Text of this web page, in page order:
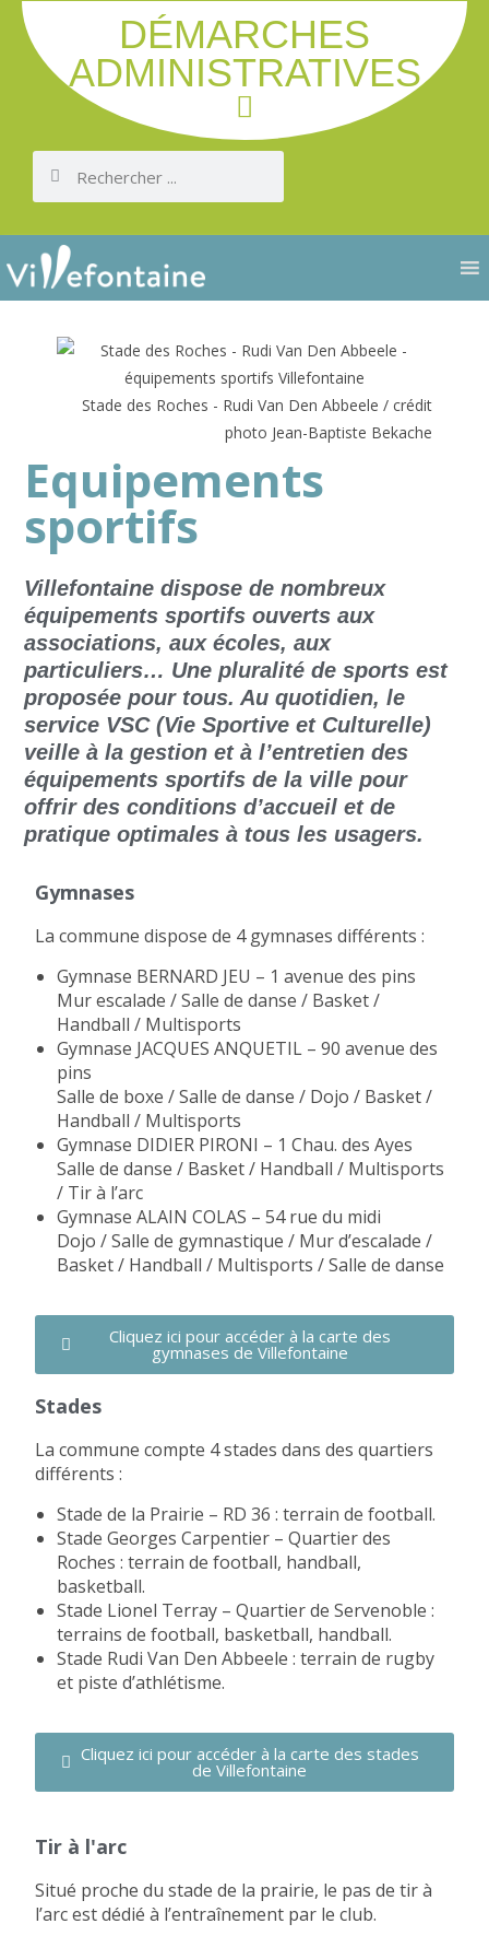
DÉMARCHES
ADMINISTRATIVES
Stade des Roches - Rudi Van Den Abbeele / crédit
photo Jean-Baptiste Bekache
Equipements
sportifs
Villefontaine dispose de nombreux
équipements sportifs ouverts aux
associations, aux écoles, aux
particuliers… Une pluralité de sports est
proposée pour tous. Au quotidien, le
service VSC (Vie Sportive et Culturelle)
veille à la gestion et à l’entretien des
équipements sportifs de la ville pour
offrir des conditions d’accueil et de
pratique optimales à tous les usagers.
Gymnases
La commune dispose de 4 gymnases différents :
Gymnase BERNARD JEU – 1 avenue des pins
Mur escalade / Salle de danse / Basket /
Handball / Multisports
Gymnase JACQUES ANQUETIL – 90 avenue des
pins
Salle de boxe / Salle de danse / Dojo / Basket /
Handball / Multisports
Gymnase DIDIER PIRONI – 1 Chau. des Ayes
Salle de danse / Basket / Handball / Multisports
/ Tir à l’arc
Gymnase ALAIN COLAS – 54 rue du midi
Dojo / Salle de gymnastique / Mur d’escalade /
Basket / Handball / Multisports / Salle de danse
Cliquez ici pour accéder à la carte des
gymnases de Villefontaine
Stades
La commune compte 4 stades dans des quartiers
différents :
Stade de la Prairie – RD 36 : terrain de football.
Stade Georges Carpentier – Quartier des
Roches : terrain de football, handball,
basketball.
Stade Lionel Terray – Quartier de Servenoble :
terrains de football, basketball, handball.
Stade Rudi Van Den Abbeele : terrain de rugby
et piste d’athlétisme.
Cliquez ici pour accéder à la carte des stades
de Villefontaine
Tir à l'arc
Situé proche du stade de la prairie, le pas de tir à
l’arc est dédié à l’entraînement par le club.